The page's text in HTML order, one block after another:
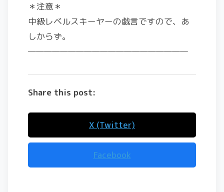
＊注意＊
中級レベルスキーヤーの戯言ですので、あ
しからず。
————————————————————
Share this post:
X (Twitter)
Facebook